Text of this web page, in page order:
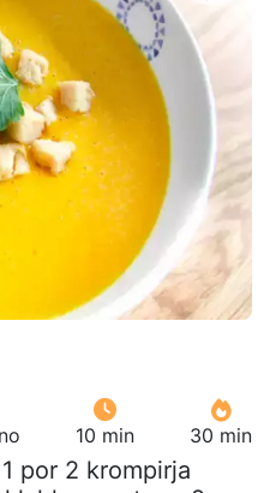
10 min 30 min
por 2 krompirja